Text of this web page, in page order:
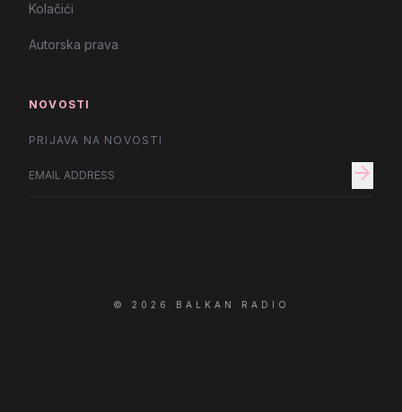
Kolačići
Autorska prava
NOVOSTI
PRIJAVA NA NOVOSTI
arrow_forward
© 2026 BALKAN RADIO